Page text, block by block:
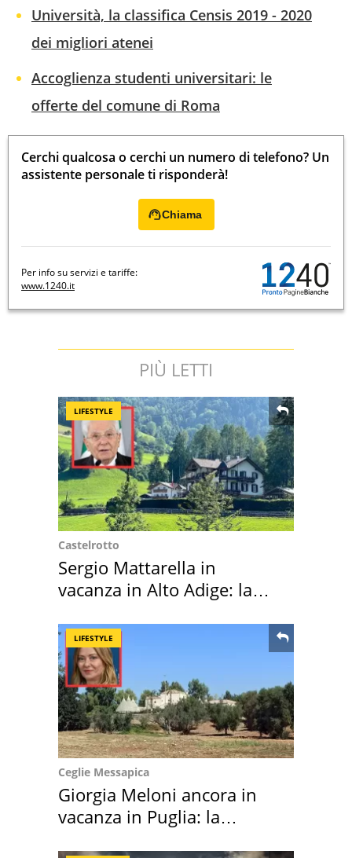
Università, la classifica Censis 2019 - 2020
dei migliori atenei
Accoglienza studenti universitari: le
offerte del comune di Roma
Cerchi qualcosa o cerchi un numero di telefono? Un
assistente personale ti risponderà!
Chiama
Per info su servizi e tariffe:
www.1240.it
PIÙ LETTI
LIFESTYLE
Castelrotto
Sergio Mattarella in
vacanza in Alto Adige: la
LIFESTYLE
Ceglie Messapica
Giorgia Meloni ancora in
vacanza in Puglia: la